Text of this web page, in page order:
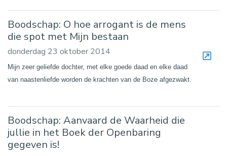
Boodschap: O hoe arrogant is de mens
die spot met Mijn bestaan
donderdag 23 oktober 2014
Mijn zeer geliefde dochter, met elke goede daad en elke daad
van naastenliefde worden de krachten van de Boze afgezwakt.
Boodschap: Aanvaard de Waarheid die
jullie in het Boek der Openbaring
gegeven is!